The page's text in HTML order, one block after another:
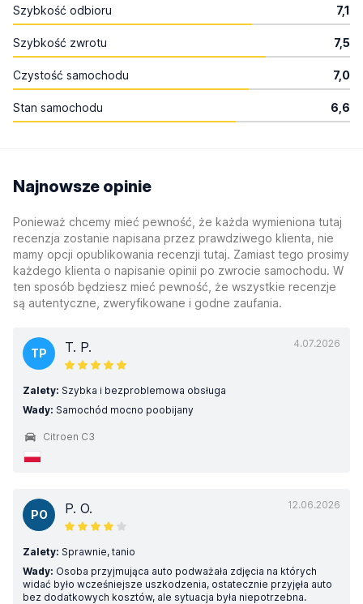
Szybkość odbioru 7,1
Szybkość zwrotu 7,5
Czystość samochodu 7,0
Stan samochodu 6,6
Najnowsze opinie
Ponieważ chcemy mieć pewność, że każda wymieniona tutaj
recenzja zostanie napisana przez prawdziwego klienta, nie
mamy opcji opublikowania recenzji tutaj. Zamiast tego prosimy
każdego klienta o napisanie opinii po zwrocie samochodu. W
ten sposób będziesz mieć pewność, że wszystkie recenzje
są autentyczne, zweryfikowane i godne zaufania.
4.07.2026
TP T. P.
Zalety: Szybka i bezproblemowa obsługa
Wady: Samochód mocno poobijany
Citroen C3
12.06.2026
PO P. O.
Zalety: Sprawnie, tanio
Wady: Osoba przyjmująca auto podważała zdjęcia na których
widać było wcześniejsze uszkodzenia, ostatecznie przyjęła auto
bez dodatkowych kosztów, ale sytuacja była niepotrzebna.